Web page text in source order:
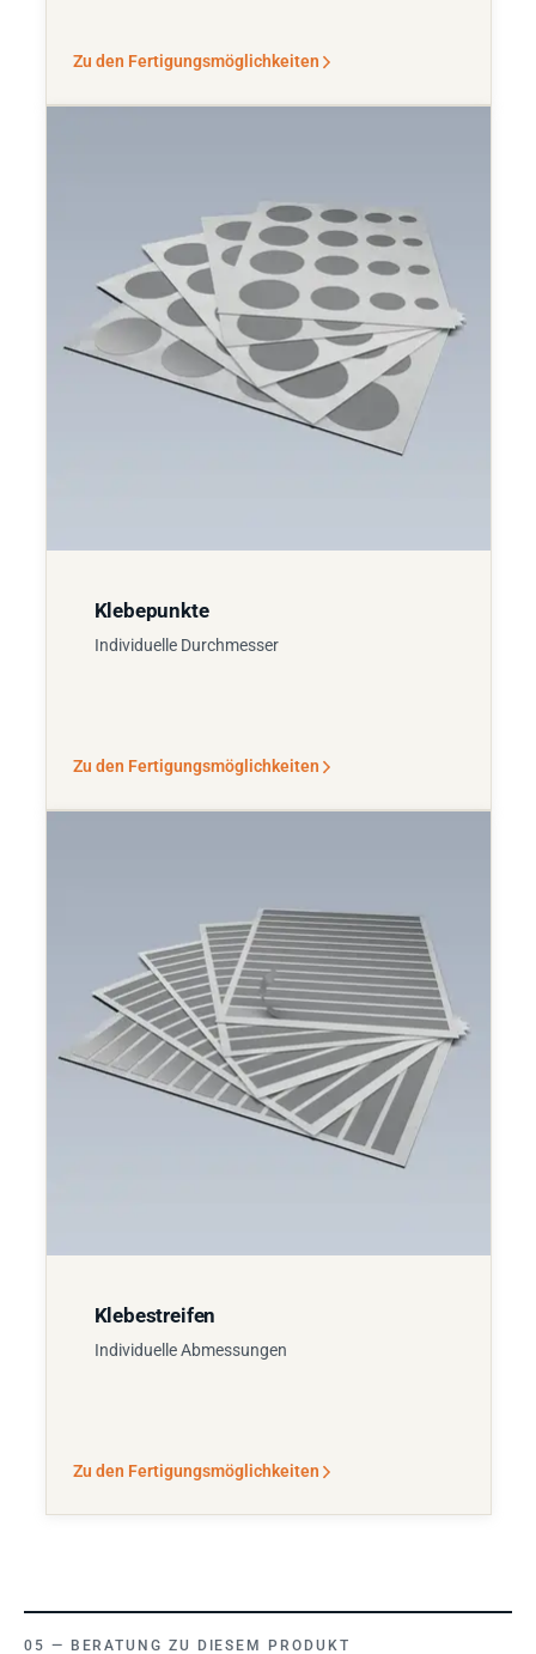
Zu den Fertigungsmöglichkeiten
Klebepunkte
Individuelle Durchmesser
Zu den Fertigungsmöglichkeiten
Klebestreifen
Individuelle Abmessungen
Zu den Fertigungsmöglichkeiten
BERATUNG ZU DIESEM PRODUKT